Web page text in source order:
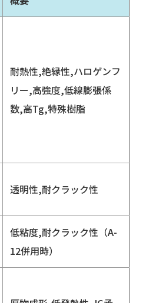
耐熱性,絶縁性,ハロゲンフ
リー,高強度,低線膨張係
数,高Tg,特殊樹脂
透明性,耐クラック性
低粘度,耐クラック性（A-
12併用時）